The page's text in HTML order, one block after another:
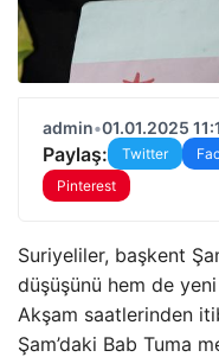
admin•01.01.2025
Paylaş: Twitter
Pinterest
Suriyeliler, başkent
düşüşünü hem de
Akşam saatlerinden
Şam’daki Bab Tuma